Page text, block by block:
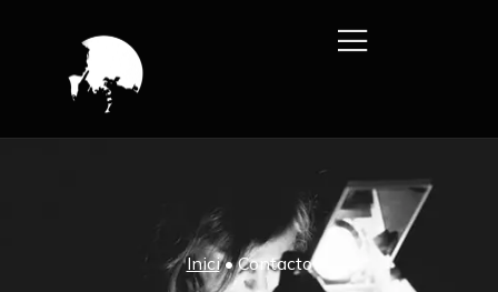
Inici•Contacto